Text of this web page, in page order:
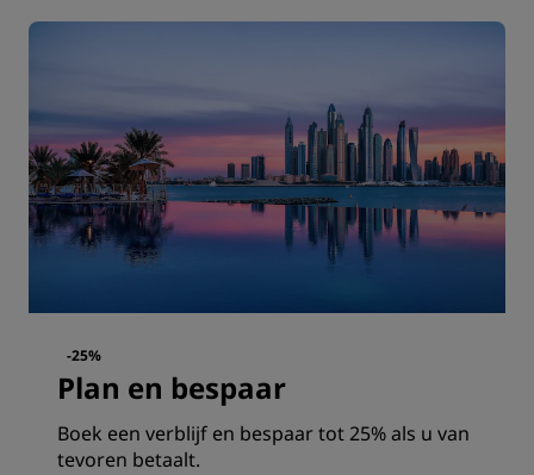
-25%
Plan en bespaar
Boek een verblijf en bespaar tot 25% als u van
tevoren betaalt.